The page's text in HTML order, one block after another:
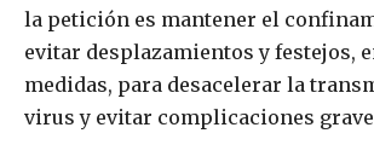
la petición es mantener el
evitar desplazamientos y festejos,
medidas, para desacelerar la
virus y evitar complicaciones